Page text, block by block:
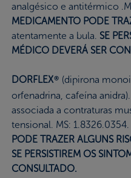
analgésico e antitérmico
MEDICAMENTO PODE
atentamente a bula. SE
MÉDICO DEVERÁ SER
DORFLEX® (dipirona
orfenadrina, cafeína
associada a contraturas
tensional. MS: 1.8326.0354.
PODE TRAZER ALGUNS
SE PERSISTIREM OS
CONSULTADO.​